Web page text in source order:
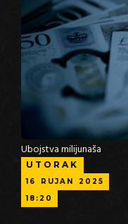
Ubojstva milijunaša
UTORAK
16 RUJAN
2025
18:20